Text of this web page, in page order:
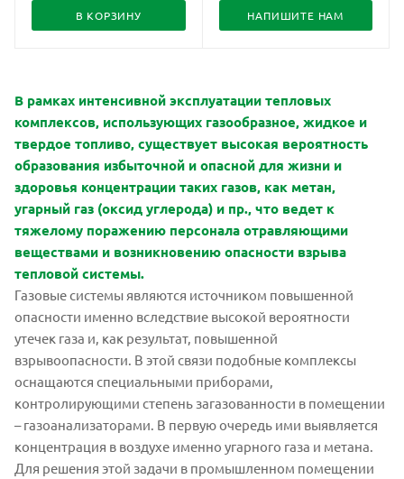
В КОРЗИНУ НАПИШИТЕ НАМ
В рамках интенсивной эксплуатации тепловых
комплексов, использующих газообразное, жидкое и
твердое топливо, существует высокая вероятность
образования избыточной и опасной для жизни и
здоровья концентрации таких газов, как метан,
угарный газ (оксид углерода) и пр., что ведет к
тяжелому поражению персонала отравляющими
веществами и возникновению опасности взрыва
тепловой системы.
Газовые системы являются источником повышенной
опасности именно вследствие высокой вероятности
утечек газа и, как результат, повышенной
взрывоопасности. В этой связи подобные комплексы
оснащаются специальными приборами,
контролирующими степень загазованности в помещении
– газоанализаторами. В первую очередь ими выявляется
концентрация в воздухе именно угарного газа и метана.
Для решения этой задачи в промышленном помещении